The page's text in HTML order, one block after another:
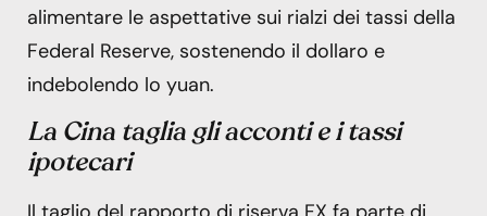
alimentare le aspettative sui rialzi dei tassi della
Federal Reserve, sostenendo il dollaro e
indebolendo lo yuan.
La Cina taglia gli acconti e i tassi
ipotecari